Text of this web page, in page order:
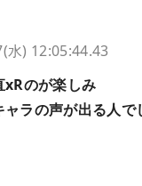
水) 12:05:44.43
xRのが楽しみ
ラの声が出る人